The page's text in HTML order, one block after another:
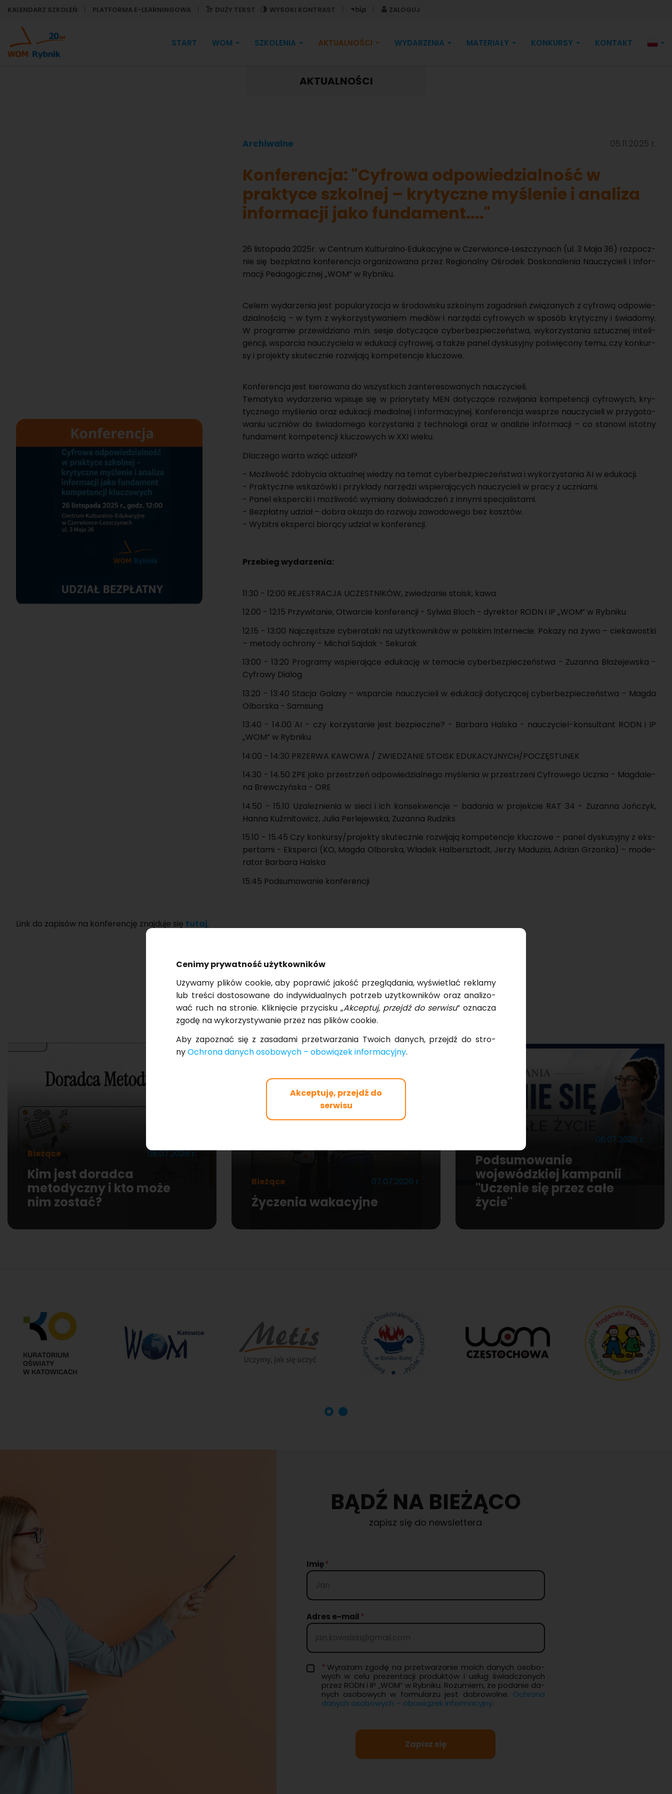
KALENDARZ SZKOLEŃ PLATFORMA E-LEARNINGOWA DUŻY TEKST WYSOKI KONTRAST ZALOGUJ
START WOM SZKOLENIA AKTUALNOŚCI WYDARZENIA MATERIAŁY KONKURSY KONTAKT
AKTUALNOŚCI
Archiwalne 05.11.2025 r.
Konferencja: "Cyfrowa odpowiedzialność w
praktyce szkolnej – krytyczne myślenie i analiza
informacji jako fundament...."
26 li­sto­pa­da 2025r. w Cen­trum Kul­tu­ral­no‑Edu­ka­cyj­ne w Czer­wion­ce‑Lesz­czy­nach (ul. 3 Maja 36) roz­pocz­
nie się bez­płat­na kon­fe­ren­cja or­ga­ni­zo­wa­na przez Re­gio­nal­ny Ośro­dek Do­sko­na­le­nia Na­uczy­cie­li i In­for­
ma­cji Pe­da­go­gicz­nej „WOM” w Ryb­ni­ku.
Celem wy­da­rze­nia jest po­pu­la­ry­za­cja w śro­do­wi­sku szkol­nym za­gad­nień zwią­za­nych z cy­fro­wą od­po­wie­
dzial­no­ścią – w tym z wy­ko­rzy­sty­wa­niem me­diów i na­rzę­dzi cy­fro­wych w spo­sób kry­tycz­ny i świa­do­my.
W pro­gra­mie prze­wi­dzia­no m.​in. sesje do­ty­czą­ce cy­ber­bez­pie­czeń­stwa, wy­ko­rzy­sta­nia sztucz­nej in­te­li­
gen­cji, wspar­cia na­uczy­cie­la w edu­ka­cji cy­fro­wej, a także panel dys­ku­syj­ny po­świę­co­ny temu, czy kon­kur­
sy i pro­jek­ty sku­tecz­nie roz­wi­ja­ją kom­pe­ten­cje klu­czo­we.
Kon­fe­ren­cja jest kie­ro­wa­na do wszyst­kich za­in­te­re­so­wa­nych na­uczy­cie­li.
Te­ma­ty­ka wy­da­rze­nia wpi­su­je się w prio­ry­te­ty MEN do­ty­czą­ce roz­wi­ja­nia kom­pe­ten­cji cy­fro­wych, kry­
tycz­ne­go my­śle­nia oraz edu­ka­cji me­dial­nej i in­for­ma­cyj­nej. Kon­fe­ren­cja wes­prze na­uczy­cie­li w przy­go­to­
wa­niu uczniów do świa­do­me­go ko­rzy­sta­nia z tech­no­lo­gii oraz w ana­li­zie in­for­ma­cji – co sta­no­wi istot­ny
fun­da­ment kom­pe­ten­cji klu­czo­wych w XXI wieku.
Dla­cze­go warto wziąć udział?
- Moż­li­wość zdo­by­cia ak­tu­al­nej wie­dzy na temat cy­ber­bez­pie­czeń­stwa i wy­ko­rzy­sta­nia AI w edu­ka­cji.
- Prak­tycz­ne wska­zów­ki i przy­kła­dy na­rzę­dzi wspie­ra­ją­cych na­uczy­cie­li w pracy z ucznia­mi.
- Panel eks­perc­ki i moż­li­wość wy­mia­ny do­świad­czeń z in­ny­mi spe­cja­li­sta­mi.
- Bez­płat­ny udział – dobra oka­zja do roz­wo­ju za­wo­do­we­go bez kosz­tów.
- Wy­bit­ni eks­per­ci bio­rą­cy udział w kon­fe­ren­cji.
Prze­bieg wy­da­rze­nia:
11:30 - 12:00 RE­JE­STRA­CJA UCZEST­NI­KÓW, zwie­dza­nie sto­isk, kawa
12.00 - 12:15 Przy­wi­ta­nie, Otwar­cie kon­fe­ren­cji - Syl­wia Bloch - dy­rek­tor RODN i IP „WOM” w Ryb­ni­ku
12.15 - 13:00 Naj­częst­sze cy­be­ra­ta­ki na użyt­kow­ni­ków w pol­skim In­ter­ne­cie. Po­ka­zy na żywo – cie­ka­wost­ki
– me­to­dy ochro­ny - Mi­chał Saj­dak - Se­ku­rak
13:00 - 13:20 Pro­gra­my wspie­ra­ją­ce edu­ka­cję w te­ma­cie cy­ber­bez­pie­czeń­stwa - Zu­zan­na Bła­że­jew­ska -
Cy­fro­wy Dia­log
13.20 - 13:40 Sta­cja Ga­la­xy – wspar­cie na­uczy­cie­li w edu­ka­cji do­ty­czą­cej cy­ber­bez­pie­czeń­stwa - Magda
Ol­bor­ska - Sam­sung
13.40 - 14.00 AI - czy ko­rzy­sta­nie jest bez­piecz­ne? - Bar­ba­ra Hal­ska - na­uczy­ciel-kon­sul­tant RODN i IP
„WOM” w Ryb­ni­ku
14:00 - 14:30 PRZE­RWA KA­WO­WA / ZWIE­DZA­NIE STO­ISK EDU­KA­CYJ­NYCH/PO­CZĘ­STU­NEK
14.30 - 14.50 ZPE jako prze­strzeń od­po­wie­dzial­ne­go my­śle­nia w prze­strze­ni Cy­fro­we­go Ucznia - Mag­da­le­
na Brew­czyń­ska - ORE
14.50 - 15.10 Uza­leż­nie­nia w sieci i ich kon­se­kwen­cje – ba­da­nia w pro­jek­cie RAT 34 - Zu­zan­na Joń­czyk,
Hanna Kuź­mi­to­wicz, Julia Per­le­jew­ska, Zu­zan­na Ru­dziks
15.10 - 15.45 Czy kon­kur­sy/pro­jek­ty sku­tecz­nie roz­wi­ja­ją kom­pe­ten­cje klu­czo­we - panel dys­ku­syj­ny z eks­
per­ta­mi - Eks­per­ci (KO, Magda Ol­bor­ska, Wła­dek Hal­bersz­tadt, Jerzy Ma­du­zia, Ad­rian Grzon­ka) – mo­de­
ra­tor Bar­ba­ra Hal­ska
15:45 Pod­su­mo­wa­nie kon­fe­ren­cji
Link do za­pi­sów na kon­fe­ren­cję znaj­du­je się tutaj.
PRZECZYTAJ RÓWNIEŻ
Bieżące 08.07.2026 r.
Kim jest doradca
metodyczny i kto może
nim zostać?
Bieżące 07.07.2026 r.
Życzenia wakacyjne
06.07.2026 r.
Podsumowanie
wojewódzkiej kampanii
"Uczenie się przez całe
życie"
BĄDŹ NA BIEŻĄCO
zapisz się do newslettera
Imię
Adres e-mail
Wy­ra­żam zgodę na prze­twa­rza­nie moich da­nych oso­bo­
wych w celu pre­zen­ta­cji pro­duk­tów i usług świad­czo­nych
przez RODN i IP „WOM” w Ryb­ni­ku. Ro­zu­miem, że po­da­nie da­
nych oso­bo­wych w for­mu­la­rzu jest do­bro­wol­ne. Ochro­na
da­nych oso­bo­wych – obo­wią­zek in­for­ma­cyj­ny.
Zapisz się
Ce­ni­my pry­wat­ność użyt­kow­ni­ków
Uży­wa­my pli­ków co­okie, aby po­pra­wić ja­kość prze­glą­da­nia, wy­świe­tlać re­kla­my
lub tre­ści do­sto­so­wa­ne do in­dy­wi­du­al­nych po­trzeb użyt­kow­ni­ków oraz ana­li­zo­
wać ruch na stro­nie. Klik­nię­cie przy­ci­sku „Ak­cep­tuj, przejdź do ser­wi­su” ozna­cza
zgodę na wy­ko­rzy­sty­wa­nie przez nas pli­ków co­okie.
Aby za­po­znać się z za­sa­da­mi prze­twa­rza­nia Two­ich da­nych, przejdź do stro­
nyOchro­na da­nych oso­bo­wych – obo­wią­zek in­for­ma­cyj­ny.
Akceptuję, przejdź do
serwisu